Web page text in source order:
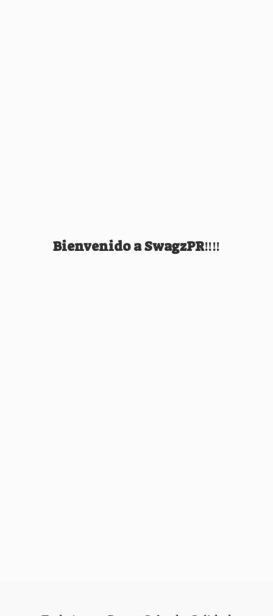
Bienvenidoa SwagzPR‼️‼️